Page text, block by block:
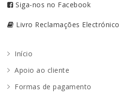
Siga-nos no Facebook
Livro Reclamações Electrónico
Início
Apoio ao cliente
Formas de pagamento